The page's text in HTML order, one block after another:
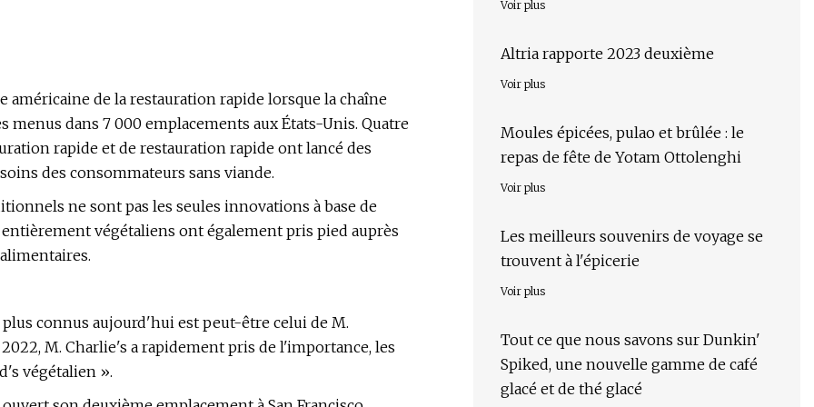
américaine de la restauration rapide lorsque la chaîne
dans 7 000 emplacements aux États-Unis. Quatre
rapide et de restauration rapide ont lancé des
des consommateurs sans viande.
ne sont pas les seules innovations à base de
végétaliens ont également pris pied auprès
connus aujourd'hui est peut-être celui de M.
M. Charlie's a rapidement pris de l'importance, les
végétalien ».
Voir plus
Altria rapporte 2023 deuxième
Voir plus
Moules épicées, pulao et brûlée : le
repas de fête de Yotam Ottolenghi
Voir plus
Les meilleurs souvenirs de voyage se
trouvent à l'épicerie
Voir plus
Tout ce que nous savons sur Dunkin'
Spiked, une nouvelle gamme de café
glacé et de thé glacé